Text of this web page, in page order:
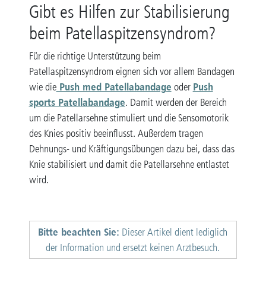
Gibt es Hilfen zur Stabilisierung
beim Patellaspitzensyndrom?
Für die richtige Unterstützung beim
Patellaspitzensyndrom eignen sich vor allem Bandagen
wie diePush med Patellabandage oder Push
sports Patellabandage. Damit werden der Bereich
um die Patellarsehne stimuliert und die Sensomotorik
des Knies positiv beeinflusst. Außerdem tragen
Dehnungs- und Kräftigungsübungen dazu bei, dass das
Knie stabilisiert und damit die Patellarsehne entlastet
wird.
Bitte beachten Sie: Dieser Artikel dient lediglich
der Information und ersetzt keinen Arztbesuch.